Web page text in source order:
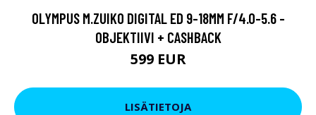
OLYMPUS M.ZUIKO DIGITAL ED 9-18MM F/4.0-5.6 -
OBJEKTIIVI + CASHBACK
599 EUR
LISÄTIETOJA